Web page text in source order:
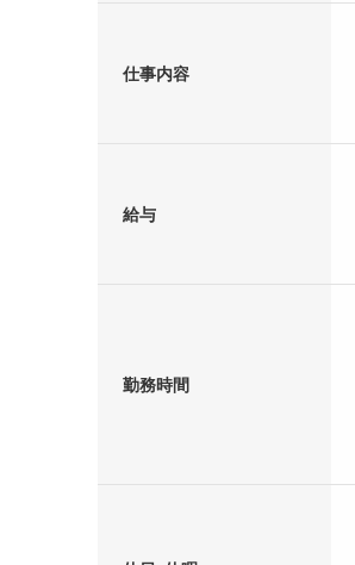
仕事内容
給与
勤務時間